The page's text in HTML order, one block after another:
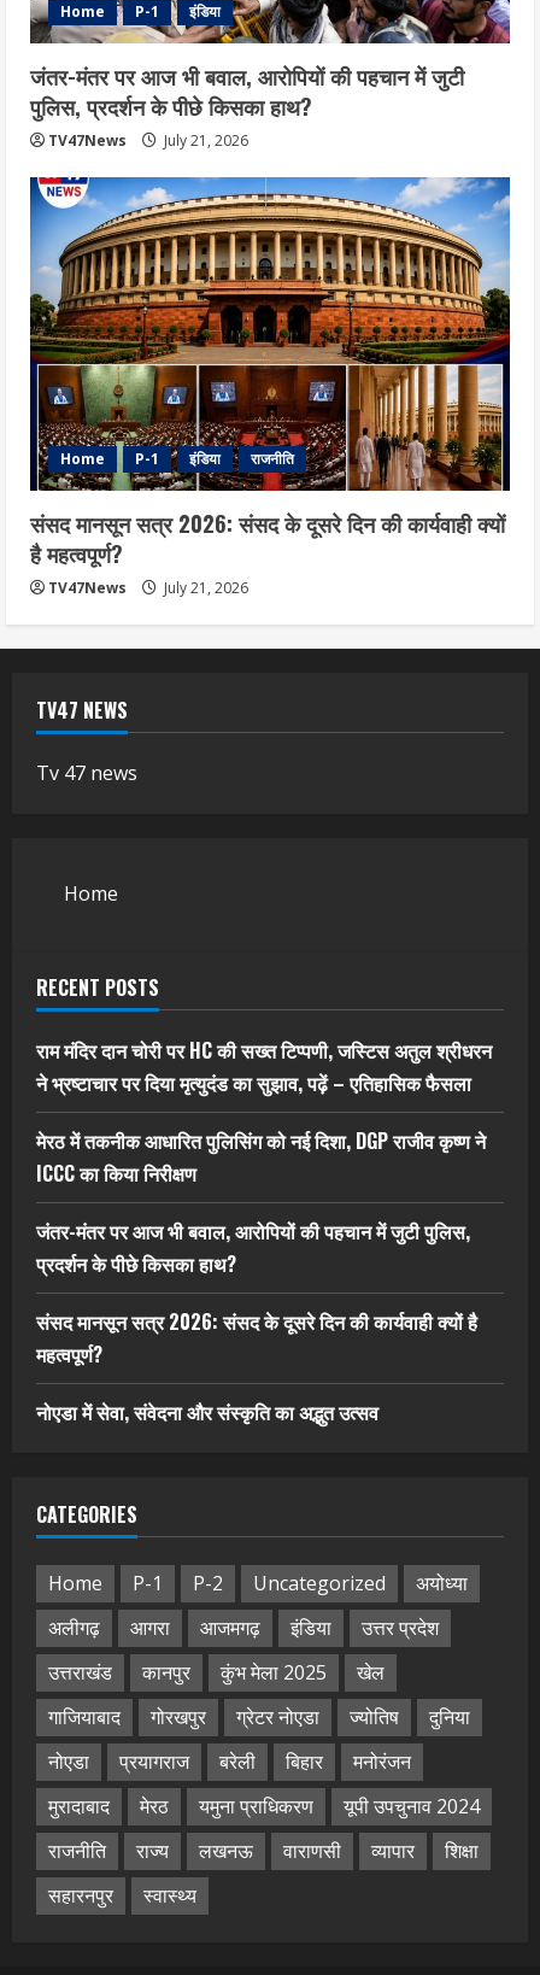
Home P-1 इंडिया
जंतर-मंतर पर आज भी बवाल, आरोपियों की पहचान में जुटी
पुलिस, प्रदर्शन के पीछे किसका हाथ?
TV47News July 21, 2026
Home P-1 इंडिया राजनीति
संसद मानसून सत्र 2026: संसद के दूसरे दिन की कार्यवाही क्यों
है महत्वपूर्ण?
TV47News July 21, 2026
TV47 NEWS
Tv 47 news
Home
RECENT POSTS
राम मंदिर दान चोरी पर HC की सख्त टिप्पणी, जस्टिस अतुल श्रीधरन
ने भ्रष्टाचार पर द‍िया मृत्युदंड का सुझाव, पढ़ें – एत‍िहास‍िक फैसला
मेरठ में तकनीक आधारित पुलिसिंग को नई दिशा, DGP राजीव कृष्ण ने
ICCC का किया निरीक्षण
जंतर-मंतर पर आज भी बवाल, आरोपियों की पहचान में जुटी पुलिस,
प्रदर्शन के पीछे किसका हाथ?
संसद मानसून सत्र 2026: संसद के दूसरे दिन की कार्यवाही क्यों है
महत्वपूर्ण?
नोएडा में सेवा, संवेदना और संस्कृति का अद्भुत उत्सव
CATEGORIES
Home P-1 P-2 Uncategorized
अयोध्या
अलीगढ़
आगरा आजमगढ़ इंडिया
उत्तर प्रदेश
उत्तराखंड
कानपुर कुंभ मेला 2025
खेल
गाजियाबाद
गोरखपुर ग्रेटर नोएडा ज्योतिष
दुनिया
नोएडा
प्रयागराज बरेली बिहार
मनोरंजन
मुरादाबाद
मेरठ यमुना प्राधिकरण
यूपी उपचुनाव 2024
राजनीति
राज्य लखनऊ वाराणसी व्यापार
शिक्षा
सहारनपुर
स्वास्थ्य